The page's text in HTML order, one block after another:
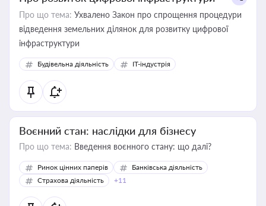
Про що тема: Ухвалено Закон про спрощення процедури
відведення земельних ділянок для розвитку цифрової
інфраструктури
Будівельна діяльність IT-індустрія
Воєнний стан: наслідки для бізнесу
Про що тема: Введення воєнного стану: що далі?
Ринок цінних паперів
Банківська діяльність
Страхова діяльність
+11